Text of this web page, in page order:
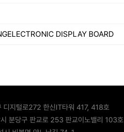
DISPLAY BOARD
지털로272 한신IT타워 417, 418호
분당구 판교로 253 판교이노밸리 103호